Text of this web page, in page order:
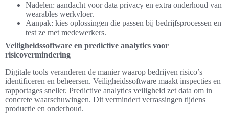
Nadelen: aandacht voor data privacy en extra onderhoud van
wearables werkvloer.
Aanpak: kies oplossingen die passen bij bedrijfsprocessen en
test ze met medewerkers.
Veiligheidssoftware en predictive analytics voor
risicovermindering
Digitale tools veranderen de manier waarop bedrijven risico’s
identificeren en beheersen. Veiligheidssoftware maakt inspecties en
rapportages sneller. Predictive analytics veiligheid zet data om in
concrete waarschuwingen. Dit vermindert verrassingen tijdens
productie en onderhoud.